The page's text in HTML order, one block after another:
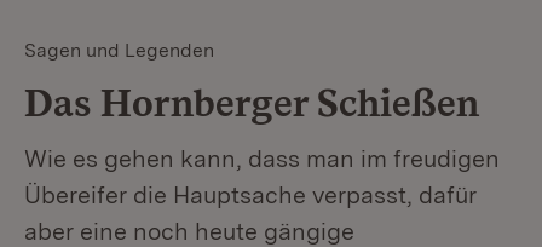
Sagen und Legenden
Das Hornberger Schießen
Wie es gehen kann, dass man im freudigen
Übereifer die Hauptsache verpasst, dafür
aber eine noch heute gängige